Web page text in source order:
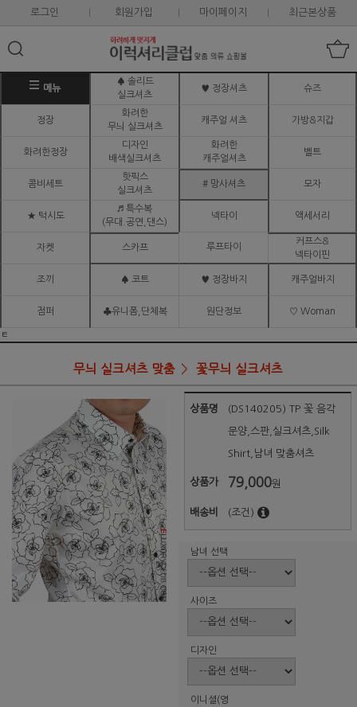
로그인 회원가입 마이페이지 최근본상품
메뉴
♠ 솔리드
실크셔츠
♥ 정장셔츠 슈즈
정장
화려한
무늬 실크셔츠
캐주얼 셔츠 가방&지갑
화려한정장
디자인
배색실크셔츠
화려한
캐주얼셔츠
벨트
콤비세트
핫픽스
실크셔츠
# 망사셔츠 모자
★ 턱시도
♬ 특수복
(무대.공연,댄스)
넥타이 액세서리
자켓 스카프 루프타이
커프스&
넥타이핀
조끼 ♠ 코트 ♥ 정장바지 캐주얼바지
점퍼 ♣유니폼,단체복 원단정보 ♡ Woman
ㅌ
무늬 실크셔츠 맞춤 꽃무늬 실크셔츠
상품명 (DS140205) TP 꽃 음각
문양,스판,실크셔츠,Silk
Shirt,남녀 맞춤셔츠
상품가 79,000원
배송비 (조건)
남녀 선택
사이즈
디자인
이니셜(영